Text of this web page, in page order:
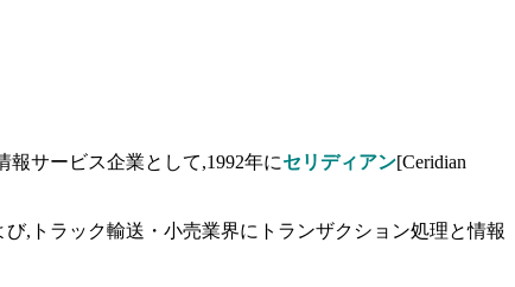
報サービス企業として,1992年にセリディアン[Ceridian
,トラック輸送・小売業界にトランザクション処理と情報